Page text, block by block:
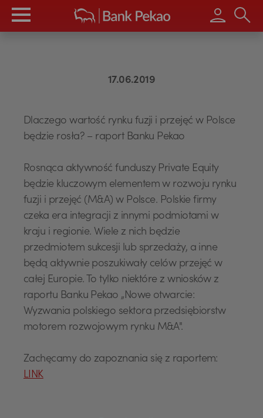
Wpisz
17.06.2019
Dlaczego wartość rynku fuzji i przejęć w Polsce
będzie rosła? – raport Banku Pekao
Rosnąca aktywność funduszy Private Equity
będzie kluczowym elementem w rozwoju rynku
fuzji i przejęć (M&A) w Polsce. Polskie firmy
czeka era integracji z innymi podmiotami w
kraju i regionie. Wiele z nich będzie
przedmiotem sukcesji lub sprzedaży, a inne
będą aktywnie poszukiwały celów przejęć w
całej Europie. To tylko niektóre z wniosków z
raportu Banku Pekao „Nowe otwarcie:
Wyzwania polskiego sektora przedsiębiorstw
motorem rozwojowym rynku M&A".
Zachęcamy do zapoznania się z raportem:
LINK
USD